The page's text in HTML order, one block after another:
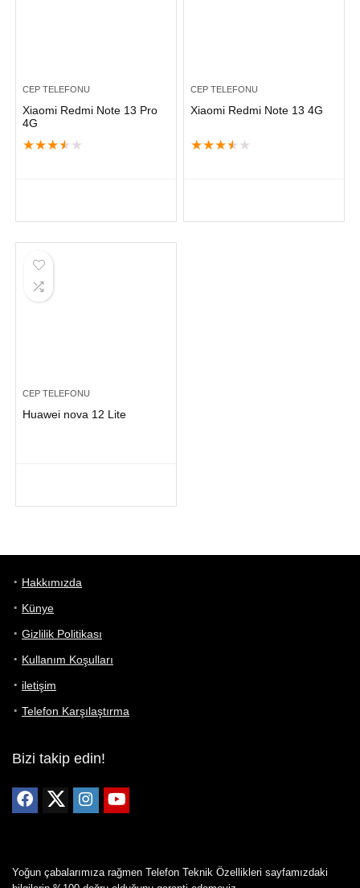
CEP TELEFONU
Xiaomi Redmi Note 13 Pro
4G
★★★★ ★
CEP TELEFONU
Xiaomi Redmi Note 13 4G
★★★★ ★
CEP TELEFONU
Huawei nova 12 Lite
Hakkımızda
Künye
Gizlilik Politikası
Kullanım Koşulları
iletişim
Telefon Karşılaştırma
Bizi takip edin!
Yoğun çabalarımıza rağmen Telefon Teknik Özellikleri sayfamızdaki